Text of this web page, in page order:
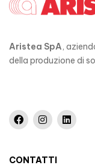
Aristea SpA,
della produzione di
CONTATTI